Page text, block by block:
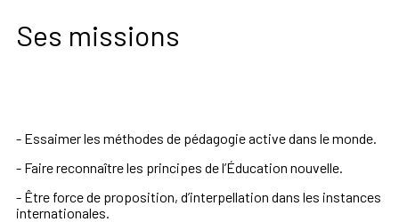
Ses missions
- Essaimer les méthodes de pédagogie active dans le monde.
- Faire reconnaître les principes de l’Éducation nouvelle.
- Être force de proposition, d’interpellation dans les instances
internationales.